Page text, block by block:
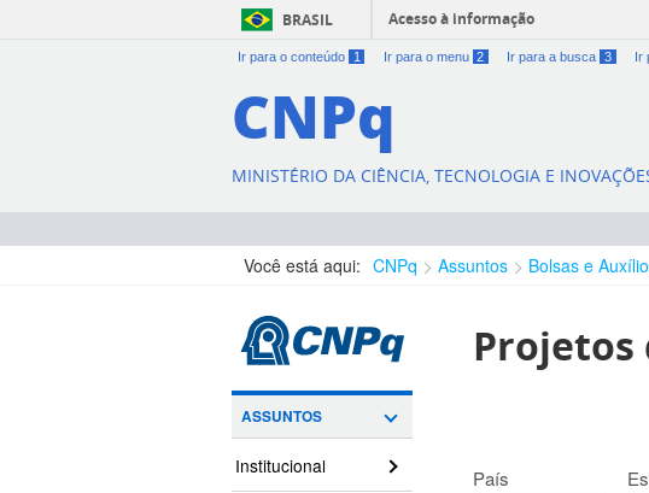
BRASIL Acesso à informação
Ir para o conteúdo 1 Ir para o menu 2 Ir para a busca 3 Ir
CNPq
MINISTÉRIO DA CIÊNCIA, TECNOLOGIA E
Você está aqui: CNPq Assuntos Bolsas e
ASSUNTOS
Institucional
Projetos
País